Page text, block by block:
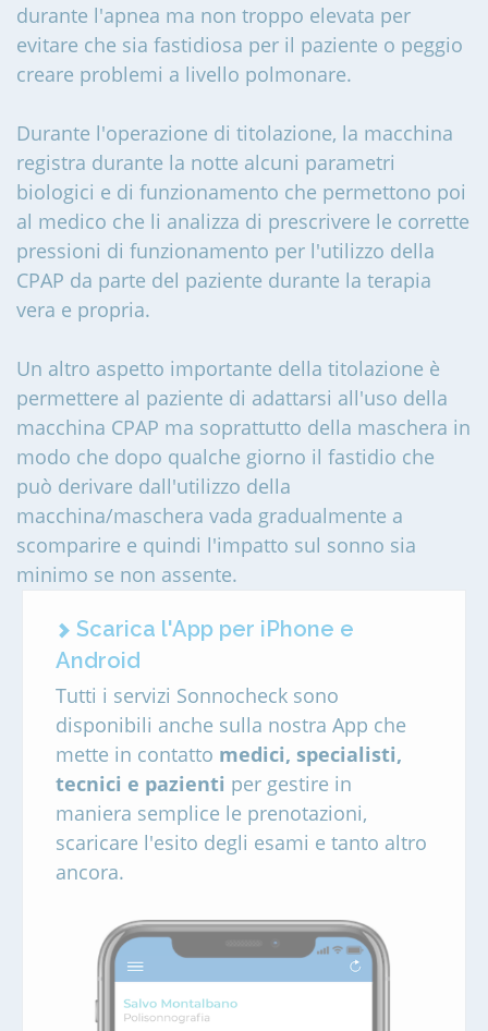
durante l'apnea ma non troppo elevata per
evitare che sia fastidiosa per il paziente o peggio
creare problemi a livello polmonare.
Durante l'operazione di titolazione, la macchina
registra durante la notte alcuni parametri
biologici e di funzionamento che permettono poi
al medico che li analizza di prescrivere le corrette
pressioni di funzionamento per l'utilizzo della
CPAP da parte del paziente durante la terapia
vera e propria.
Un altro aspetto importante della titolazione è
permettere al paziente di adattarsi all'uso della
macchina CPAP ma soprattutto della maschera in
modo che dopo qualche giorno il fastidio che
può derivare dall'utilizzo della
macchina/maschera vada gradualmente a
scomparire e quindi l'impatto sul sonno sia
minimo se non assente.
Scarica l'App per iPhone e
Android
Tutti i servizi Sonnocheck sono
disponibili anche sulla nostra App che
mette in contatto medici, specialisti,
tecnici e pazienti per gestire in
maniera semplice le prenotazioni,
scaricare l'esito degli esami e tanto altro
ancora.